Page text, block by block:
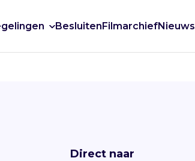
BesluitenFilmarchiefNieuws
Direct naar